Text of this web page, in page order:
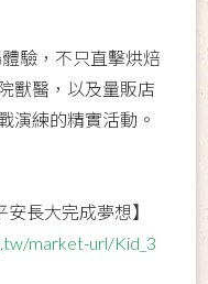
驗，不只直擊烘焙
獸醫，以及量販店
演練的精實活動。
長大完成夢想】
market-url/Kid_3